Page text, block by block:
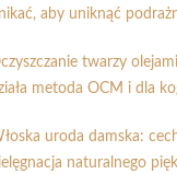
aby uniknąć
twarzy
metoda OCM i dla
uroda damska:
naturalnego